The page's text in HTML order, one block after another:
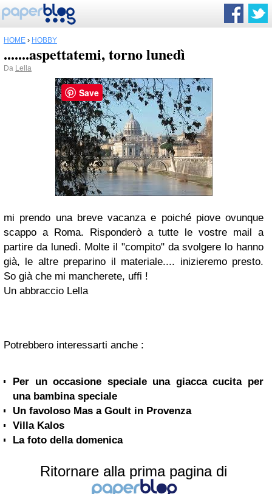
HOME › HOBBY
.......aspettatemi, torno lunedì
Da Lella
mi prendo una breve vacanza e poiché piove ovunque
scappo a Roma. Risponderò a tutte le vostre mail a
partire da lunedì. Molte il "compito" da svolgere lo hanno
già, le altre preparino il materiale.... inizieremo presto.
So già che mi mancherete, uffi !
Un abbraccio Lella
Potrebbero interessarti anche :
Per un occasione speciale una giacca cucita per
una bambina speciale
Un favoloso Mas a Goult in Provenza
Villa Kalos
La foto della domenica
Ritornare alla prima pagina di
Save